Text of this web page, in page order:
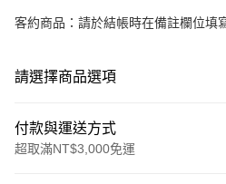
客約商品：請於結帳時在備註欄位填
請選擇商品選項
付款與運送方式
超取滿NT$3,000免運